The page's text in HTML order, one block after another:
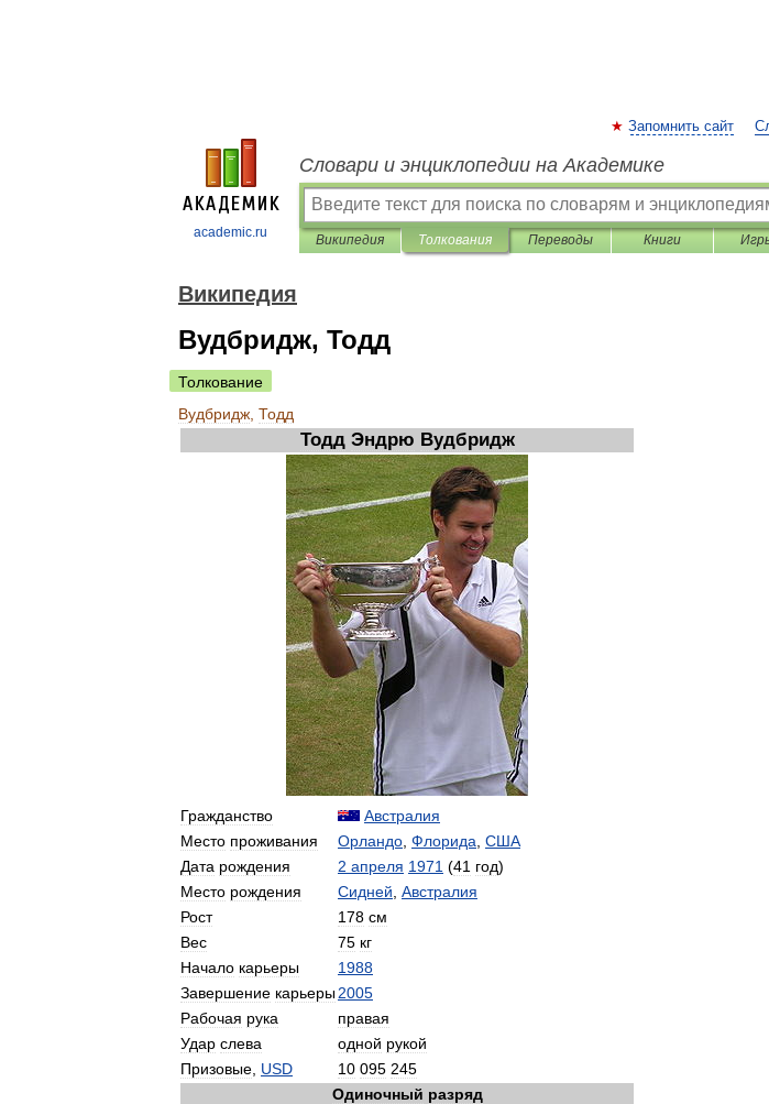
academic.ru
Запомнить сайт
Словари и энциклопедии на Академике
Википедия Толкования Переводы Книги
Википедия
Вудбридж, Тодд
Толкование
Вудбридж Тодд
Тодд Эндрю Вудбридж
Гражданство
Австралия
Место проживания Орландо Флорида США
Дата рождения 2 апреля 1971 (41 год)
Место рождения Сидней Австралия
Рост
178 см
Вес
75 кг
Начало карьеры
1988
Завершение карьеры2005
Рабочая рука
правая
Удар слева одной рукой
Призовые USD 10 095 245
Одиночный разряд